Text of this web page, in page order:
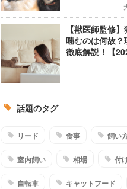
【獣医師監修
噛むのは何故
徹底解説！【
話題のタグ
リード 食事 飼い
室内飼い 相場 付
自転車 キャットフード